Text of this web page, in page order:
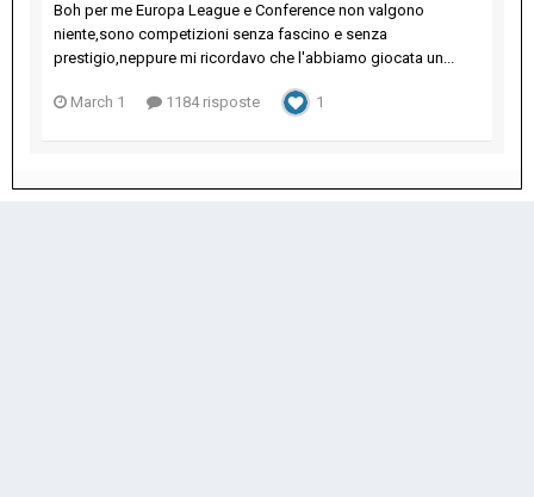
Boh per me Europa League e Conference non valgono
niente,sono competizioni senza fascino e senza
prestigio,neppure mi ricordavo che l'abbiamo giocata un...
March 1 1184 risposte 1